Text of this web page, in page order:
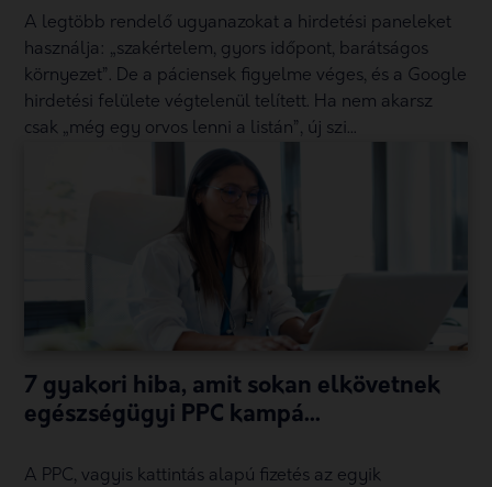
A legtöbb rendelő ugyanazokat a hirdetési paneleket
használja: „szakértelem, gyors időpont, barátságos
környezet”. De a páciensek figyelme véges, és a Google
hirdetési felülete végtelenül telített. Ha nem akarsz
csak „még egy orvos lenni a listán”, új szi...
7 gyakori hiba, amit sokan elkövetnek
egészségügyi PPC kampá...
A PPC, vagyis kattintás alapú fizetés az egyik